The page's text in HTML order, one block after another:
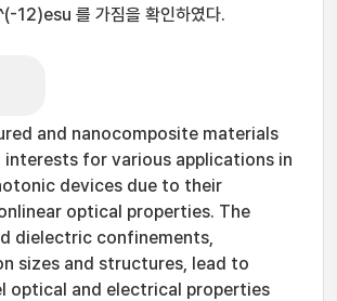
12)esu 를 가짐을 확인하였다.
and nanocomposite materials
for various applications in
devices due to their
optical properties. The
dielectric confinements,
sizes and structures, lead to
optical and electrical properties